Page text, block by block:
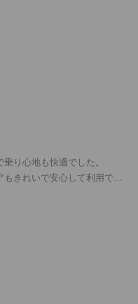
り心地も快適でした。
きれいで安心して利用でき